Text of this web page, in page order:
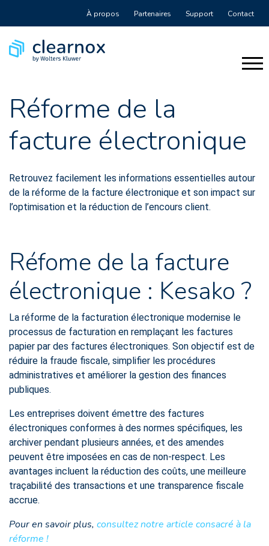
À propos Partenaires Support Contact
Réforme de la
facture électronique
Retrouvez facilement les informations essentielles autour
de la réforme de la facture électronique et son impact sur
l’optimisation et la réduction de l’encours client.
Réfome de la facture
électronique : Kesako ?
La réforme de la facturation électronique modernise le
processus de facturation en remplaçant les factures
papier par des factures électroniques. Son objectif est de
réduire la fraude fiscale, simplifier les procédures
administratives et améliorer la gestion des finances
publiques.
Les entreprises doivent émettre des factures
électroniques conformes à des normes spécifiques, les
archiver pendant plusieurs années, et des amendes
peuvent être imposées en cas de non-respect. Les
avantages incluent la réduction des coûts, une meilleure
traçabilité des transactions et une transparence fiscale
accrue.
Pour en savoir plus, consultez notre article consacré à la
réforme !